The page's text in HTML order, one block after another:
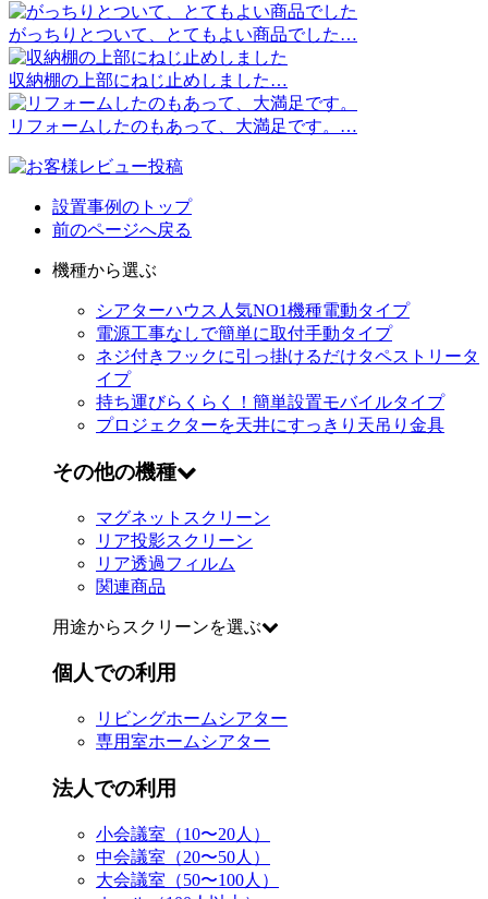
がっちりとついて、とてもよい商品でした…
収納棚の上部にねじ止めしました…
リフォームしたのもあって、大満足です。…
設置事例のトップ
前のページへ戻る
機種から選ぶ
シアターハウス人気NO1機種電動タイプ
電源工事なしで簡単に取付手動タイプ
ネジ付きフックに引っ掛けるだけタペストリータ
イプ
持ち運びらくらく！簡単設置モバイルタイプ
プロジェクターを天井にすっきり 天吊り金具
その他の機種
マグネットスクリーン
リア投影スクリーン
リア透過フィルム
関連商品
用途からスクリーンを選ぶ
個人での利用
リビングホームシアター
専用室ホームシアター
法人での利用
小会議室（10〜20人）
中会議室（20〜50人）
大会議室（50〜100人）